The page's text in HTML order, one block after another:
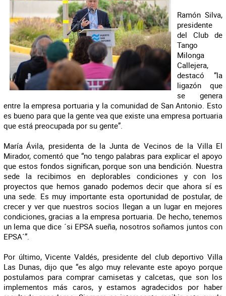
Ramón Silva,
presidente
del Club de
Tango
Milonga
Callejera,
destacó “la
ligazón que
se genera
entre la empresa portuaria y la comunidad de San Antonio. Esto
es bueno para que la gente vea que existe una empresa portuaria
que está preocupada por su gente”.
María Ávila, presidenta de la Junta de Vecinos de la Villa El
Mirador, comentó que “no tengo palabras para explicar el apoyo
que estos fondos significan, porque son una bendición. Nuestra
sede la recibimos en deplorables condiciones y con los
proyectos que hemos ganado podemos decir que ahora sí es
una sede. Es muy importante esta oportunidad de postular, de
crecer y ver que nuestros socios llegan a un lugar en mejores
condiciones, gracias a la empresa portuaria. De hecho, tenemos
un lema que dice ´si EPSA sueña, nosotros soñamos juntos con
EPSA´”.
Por último, Vicente Valdés, presidente del club deportivo Villa
Las Dunas, dijo que “es algo muy relevante este apoyo porque
postulamos para comprar camisetas y calcetas, que son los
implementos más caros, y estamos agradecidos por haber